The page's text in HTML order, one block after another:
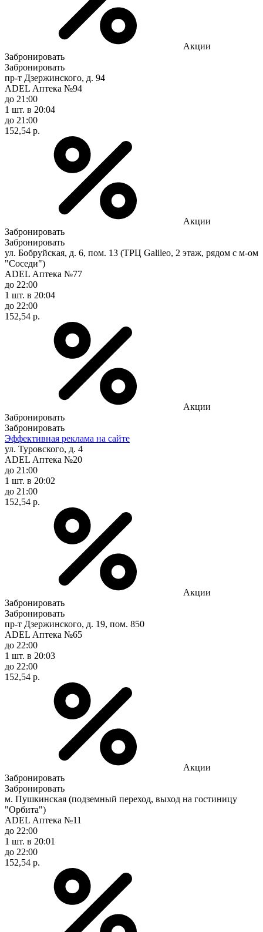
Акции
Забронировать
Забронировать
пр-т Дзержинского, д. 94
ADEL Аптека №94
до 21:00
1 шт. в 20:04
до 21:00
152,54 р.
Акции
Забронировать
Забронировать
ул. Бобруйская, д. 6, пом. 13 (ТРЦ Galileo, 2 этаж, рядом с м-ом
"Соседи")
ADEL Аптека №77
до 22:00
1 шт. в 20:04
до 22:00
152,54 р.
Акции
Забронировать
Забронировать
Эффективная реклама на сайте
ул. Туровского, д. 4
ADEL Аптека №20
до 21:00
1 шт. в 20:02
до 21:00
152,54 р.
Акции
Забронировать
Забронировать
пр-т Дзержинского, д. 19, пом. 850
ADEL Аптека №65
до 22:00
1 шт. в 20:03
до 22:00
152,54 р.
Акции
Забронировать
Забронировать
м. Пушкинская (подземный переход, выход на гостиницу
"Орбита")
ADEL Аптека №11
до 22:00
1 шт. в 20:01
до 22:00
152,54 р.